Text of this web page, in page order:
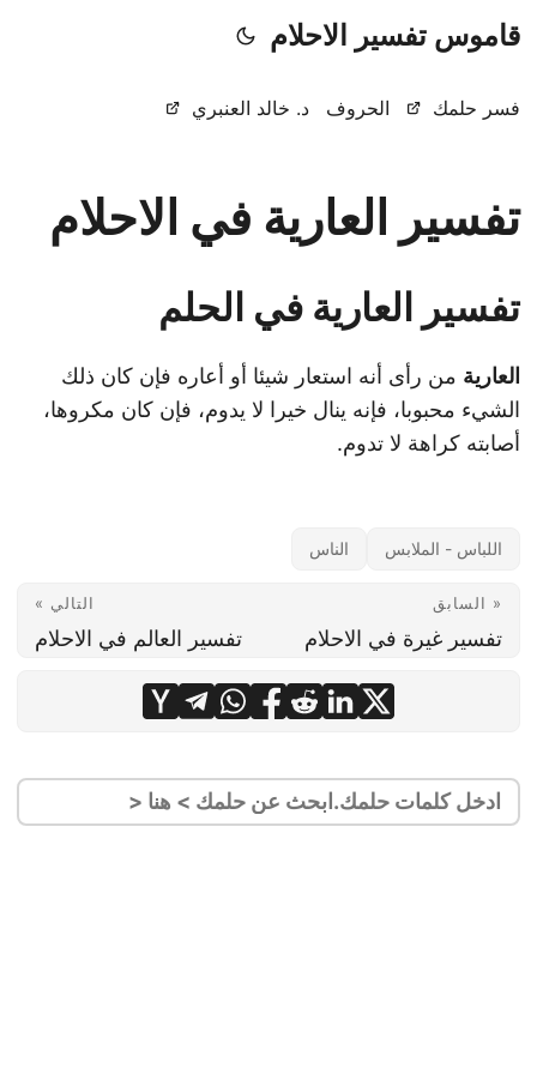
قاموس تفسير الاحلام
فسر حلمك الحروف د. خالد العنبري
تفسير العارية في الاحلام
تفسير العارية في الحلم
العارية من رأى أنه استعار شيئا أو أعاره فإن كان ذلك
الشيء محبوبا، فإنه ينال خيرا لا يدوم، فإن كان مكروها،
أصابته كراهة لا تدوم.
اللباس - الملابس الناس
« السابق
تفسير غيرة في الاحلام
التالي »
تفسير العالم في الاحلام